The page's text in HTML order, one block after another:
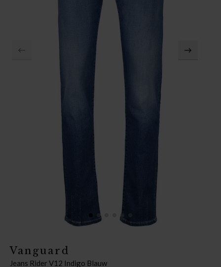
Vanguard
Jeans Rider V12 Indigo Blauw